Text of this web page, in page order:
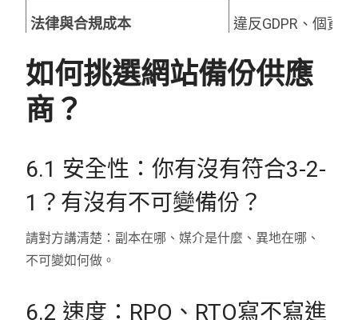
法律與合規成本 違反GDPR、個資
如何挑選網站備份供應
商？
6.1 安全性：你有沒有符合3-2-
1？有沒有不可變備份？
請對方講清楚：副本在哪、媒介是什麼、異地在哪、
不可變如何做。
6.2 速度：RPO、RTO寫不寫進